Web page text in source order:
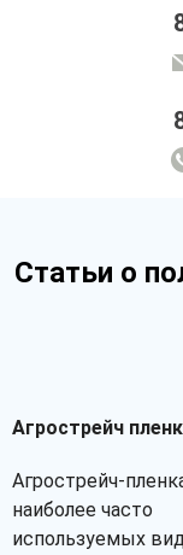
Статьи о
Агрострейч
Агрострейч-
наиболее часто
используемых